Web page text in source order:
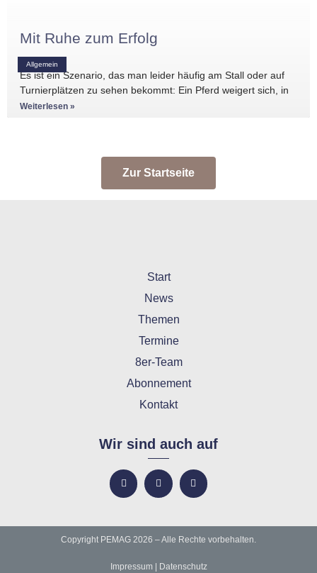
Allgemein
Mit Ruhe zum Erfolg
Es ist ein Szenario, das man leider häufig am Stall oder auf
Turnierplätzen zu sehen bekommt: Ein Pferd weigert sich, in
den Anhänger zu
Weiterlesen »
Zur Startseite
Start
News
Themen
Termine
8er-Team
Abonnement
Kontakt
Wir sind auch auf
Copyright PEMAG 2026 – Alle Rechte vorbehalten.
Impressum| Datenschutz